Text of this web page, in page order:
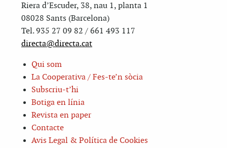
Riera d’Escuder, 38, nau 1, planta 1
08028 Sants (Barcelona)
Tel. 935 27 09 82 / 661 493 117
directa@directa.cat
Qui som
La Cooperativa / Fes-te’n sòcia
Subscriu-t’hi
Botiga en línia
Revista en paper
Contacte
Avis Legal & Política de Cookies